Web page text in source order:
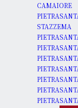
CAMAIORE
STAZZEMA